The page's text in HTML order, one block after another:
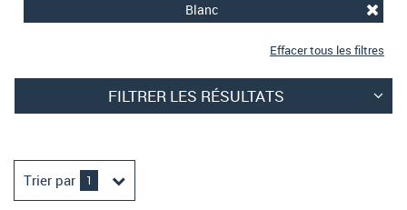
Blanc
Effacer tous les filtres
FILTRER LES RÉSULTATS
Trier par 1